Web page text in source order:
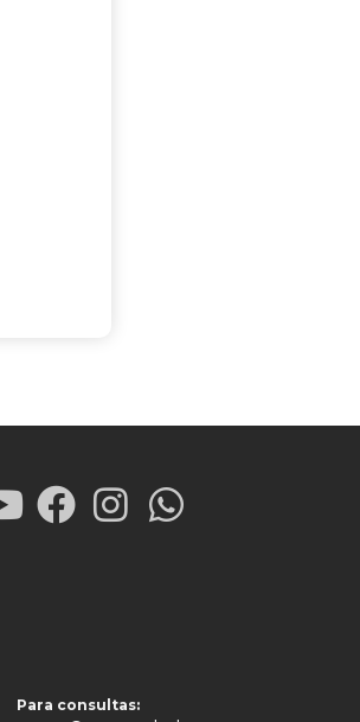
Para consultas: